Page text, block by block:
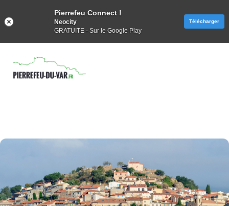
Pierrefeu Connect !
Neocity
GRATUITE - Sur le Google Play
Télécharger